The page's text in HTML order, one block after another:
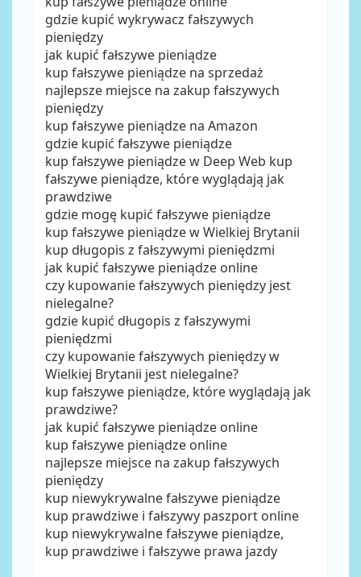
gdzie kupić wykrywacz fałszywych
pieniędzy
jak kupić fałszywe pieniądze
kup fałszywe pieniądze na sprzedaż
najlepsze miejsce na zakup fałszywych
pieniędzy
kup fałszywe pieniądze na Amazon
gdzie kupić fałszywe pieniądze
kup fałszywe pieniądze w Deep Web kup
fałszywe pieniądze, które wyglądają jak
prawdziwe
gdzie mogę kupić fałszywe pieniądze
kup fałszywe pieniądze w Wielkiej Brytanii
kup długopis z fałszywymi pieniędzmi
jak kupić fałszywe pieniądze online
czy kupowanie fałszywych pieniędzy jest
nielegalne?
gdzie kupić długopis z fałszywymi
pieniędzmi
czy kupowanie fałszywych pieniędzy w
Wielkiej Brytanii jest nielegalne?
kup fałszywe pieniądze, które wyglądają jak
prawdziwe?
jak kupić fałszywe pieniądze online
kup fałszywe pieniądze online
najlepsze miejsce na zakup fałszywych
pieniędzy
kup niewykrywalne fałszywe pieniądze
kup prawdziwe i fałszywy paszport online
kup niewykrywalne fałszywe pieniądze,
kup prawdziwe i fałszywe prawa jazdy